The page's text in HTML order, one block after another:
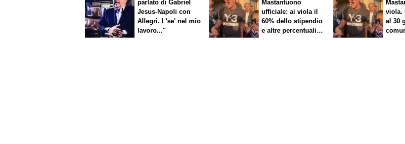
parlato di Gabriel
Jesus-Napoli con
Allegri. I 'se' nel mio
lavoro..."
Mastantuono
ufficiale: ai viola il
60% dello stipendio
e altre percentuali
viola.
al 30